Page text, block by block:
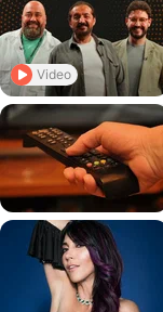
Video